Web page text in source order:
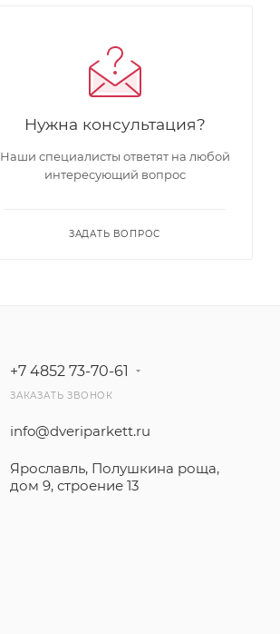
Нужна консультация?
Наши специалисты ответят на любой
интересующий вопрос
ЗАДАТЬ ВОПРОС
+7 4852 73-70-61
ЗАКАЗАТЬ ЗВОНОК
info@dveriparkett.ru
Ярославль, Полушкина роща,
дом 9, строение 13